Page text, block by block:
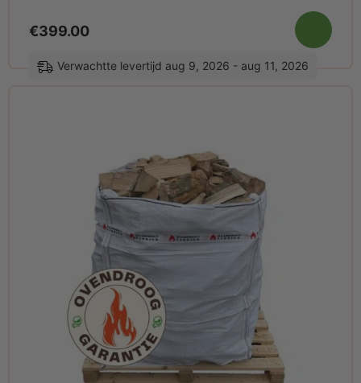
€399.00
Verwachtte levertijd aug 9, 2026 - aug 11, 2026